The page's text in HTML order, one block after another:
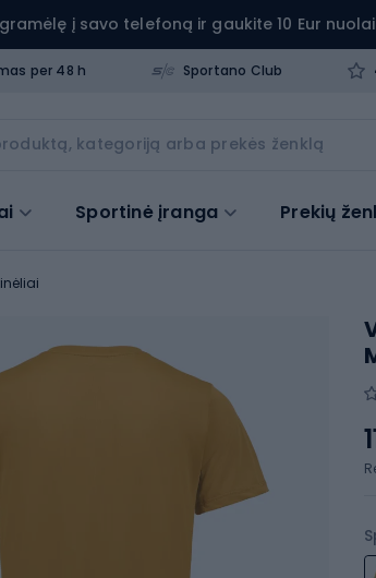
į savo telefoną ir gaukite 10 Eur
per 48 h Sportano Club
Sportinė įranga Prekių